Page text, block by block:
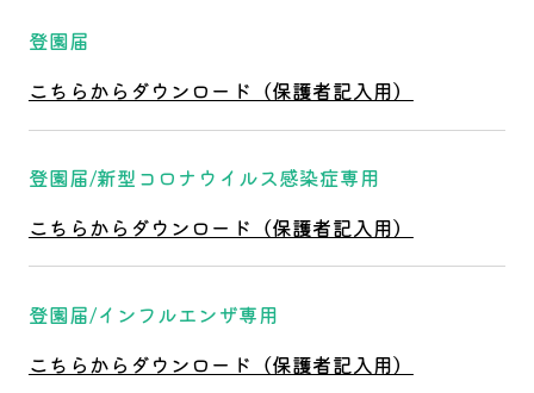
登園届
こちらからダウンロード（保護者記入用）
登園届/新型コロナウイルス感染症専用
こちらからダウンロード（保護者記入用）
登園届/インフルエンザ専用
こちらからダウンロード（保護者記入用）